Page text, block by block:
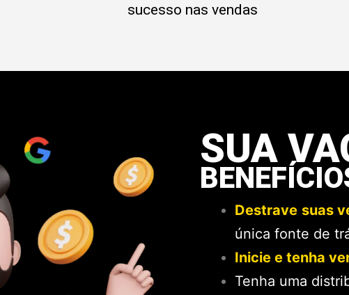
sucesso nas vendas
SUA
Destrave suas
única fonte de
Inicie e tenha
Tenha uma